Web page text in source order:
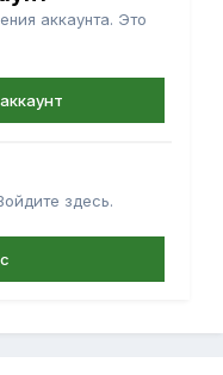
аккаунта. Это
здесь.